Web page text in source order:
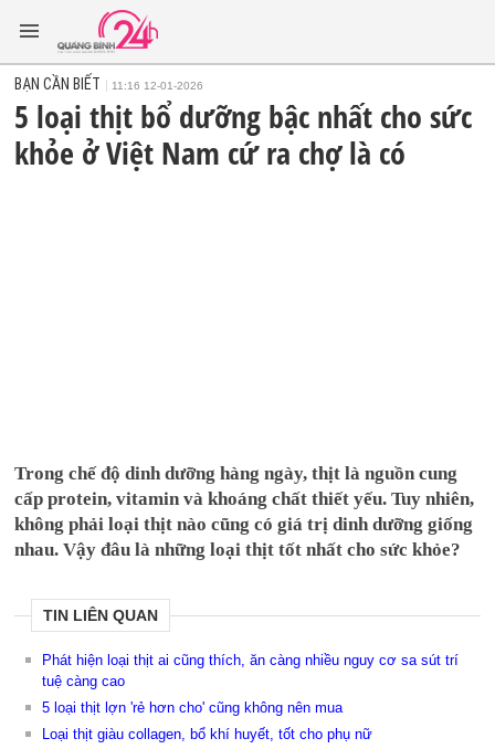
BẠN CẦN BIẾT 11:16 12-01-2026
5 loại thịt bổ dưỡng bậc nhất cho sức
khỏe ở Việt Nam cứ ra chợ là có
Trong chế độ dinh dưỡng hàng ngày, thịt là nguồn cung
cấp protein, vitamin và khoáng chất thiết yếu. Tuy nhiên,
không phải loại thịt nào cũng có giá trị dinh dưỡng giống
nhau. Vậy đâu là những loại thịt tốt nhất cho sức khỏe?
TIN LIÊN QUAN
Phát hiện loại thịt ai cũng thích, ăn càng nhiều nguy cơ sa sút trí
tuệ càng cao
5 loại thịt lợn 'rẻ hơn cho' cũng không nên mua
Loại thịt giàu collagen, bổ khí huyết, tốt cho phụ nữ